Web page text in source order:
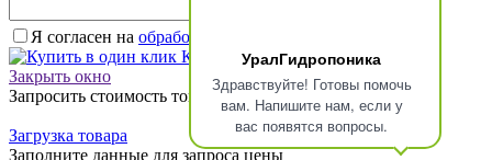
УралГидропоника
Здравствуйте! Готовы помочь
вам. Напишите нам, если у
вас появятся вопросы.
Я согласен на обработку персональных данных.
Купить в один клик
Закрыть окно
Запросить стоимость товара
Загрузка товара
Заполните данные для запроса цены